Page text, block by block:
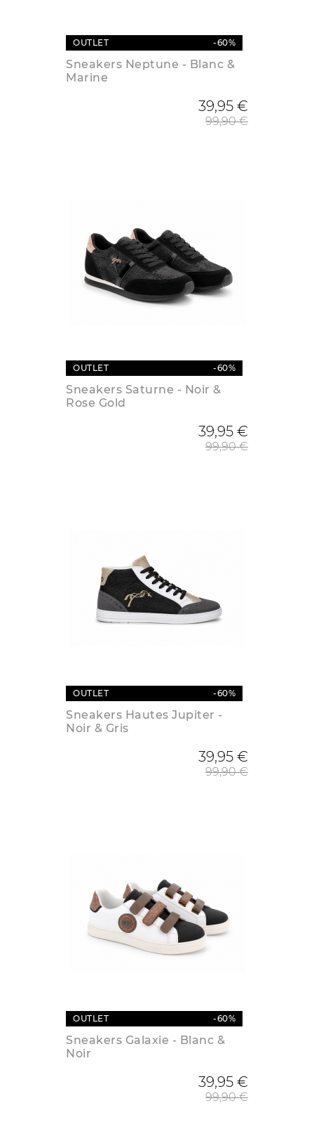
OUTLET -60%
Sneakers Neptune - Blanc &
Marine
39,95 €
99,90 €
OUTLET -60%
Sneakers Saturne - Noir &
Rose Gold
39,95 €
99,90 €
OUTLET -60%
Sneakers Hautes Jupiter -
Noir & Gris
39,95 €
99,90 €
OUTLET -60%
Sneakers Galaxie - Blanc &
Noir
39,95 €
99,90 €